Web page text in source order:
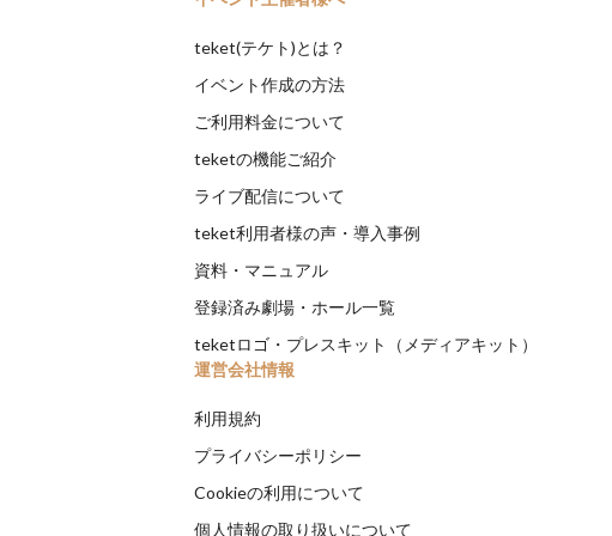
teket(テケト)とは？
イベント作成の方法
ご利用料金について
teketの機能ご紹介
ライブ配信について
teket利用者様の声・導入事例
資料・マニュアル
登録済み劇場・ホール一覧
teketロゴ・プレスキット（メディアキット）
運営会社情報
利用規約
プライバシーポリシー
Cookieの利用について
個人情報の取り扱いについて